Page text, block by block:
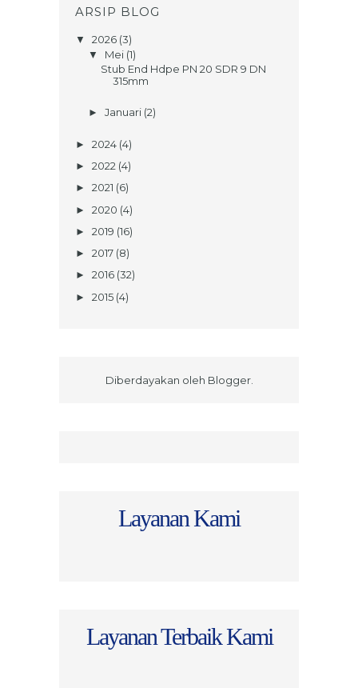
ARSIP BLOG
▼ 2026 (3)
▼ Mei (1)
Stub End Hdpe PN 20 SDR 9 DN
315mm
► Januari (2)
► 2024 (4)
► 2022 (4)
► 2021 (6)
► 2020 (4)
► 2019 (16)
► 2017 (8)
► 2016 (32)
► 2015 (4)
Diberdayakan oleh Blogger.
Layanan Kami
Layanan Terbaik Kami